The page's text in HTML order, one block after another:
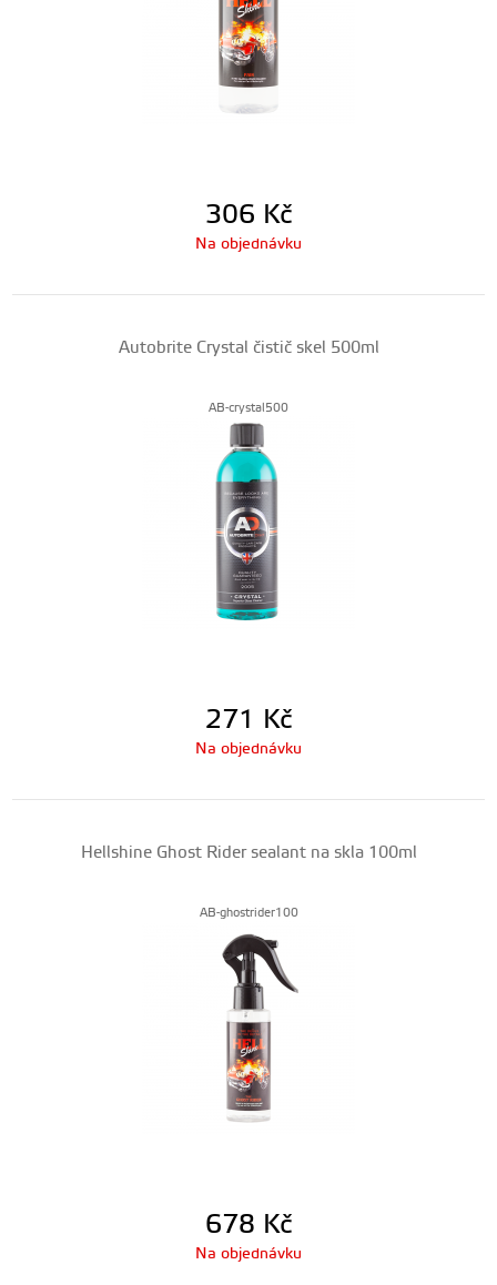
306 Kč
Na objednávku
Autobrite Crystal čistič skel 500ml
AB-crystal500
271 Kč
Na objednávku
Hellshine Ghost Rider sealant na skla 100ml
AB-ghostrider100
678 Kč
Na objednávku